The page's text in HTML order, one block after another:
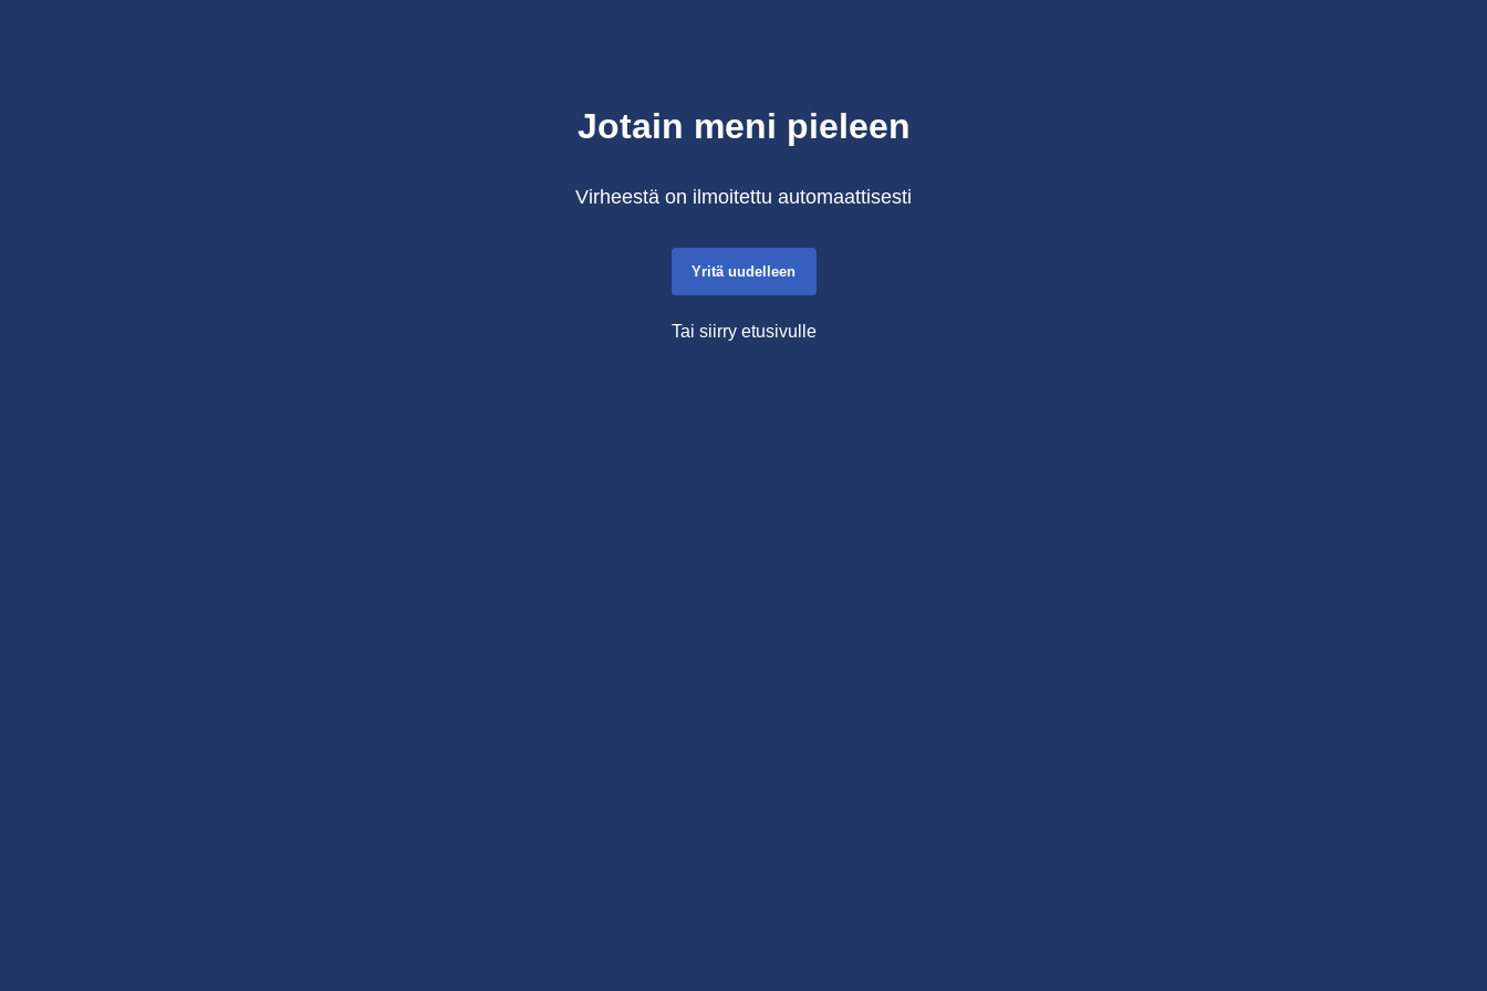
Jotain meni pieleen
Virheestä on ilmoitettu automaattisesti
Yritä uudelleen
Tai siirry etusivulle